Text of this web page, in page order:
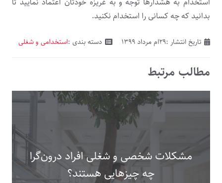
بدانید که چه کسانی را استخدام نکنید.
تاریخ انتشار :۲۹ام مرداد ۱۳۹۹ دسته بندی :استخدامی و شغلی
مطالب مرتبط
مشکلات شخصی و شغلی افراد درون‌گرا
چه چیزهایی هستند؟